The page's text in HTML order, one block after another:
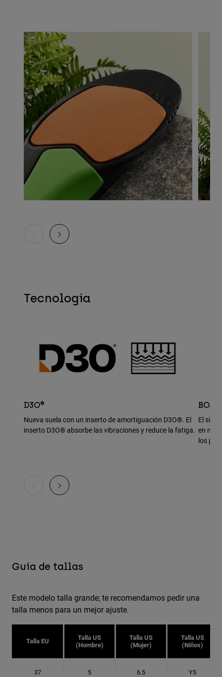
Tecnología
D3O®
Nueva suela con un inserto de amortiguación D3O®. El
inserto D3O® absorbe las vibraciones y reduce la fatiga.
BOA®
El
en
los
Guía de tallas
Este modelo talla grande; te recomendamos pedir una
talla menos para un mejor ajuste.
Talla EU
Talla US
(Hombre)
Talla US
(Mujer)
Talla US
(Niños)
37 5 6.5 Y5